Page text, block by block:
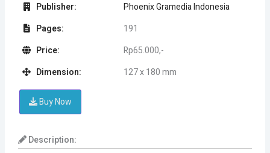
Publisher:
Phoenix Gramedia Indonesia
Pages:
191
Price:
Rp65.000,-
Dimension:
127 x 180 mm
Buy Now
Description: